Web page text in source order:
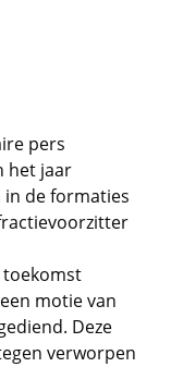
pers
het jaar
de formaties
toekomst
motie van
Deze
verworpen